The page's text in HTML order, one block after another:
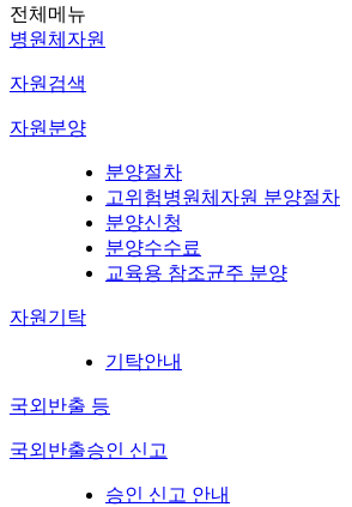
전체메뉴
병원체자원
자원검색
자원분양
분양절차
고위험병원체자원 분양절차
분양신청
분양수수료
교육용 참조균주 분양
자원기탁
기탁안내
국외반출 등
국외반출승인 신고
승인 신고 안내